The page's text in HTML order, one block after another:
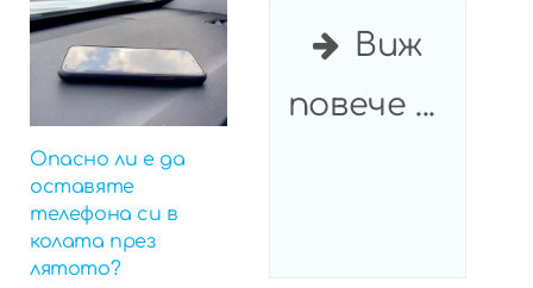
Опасно ли е да
оставяте
телефона си в
колата през
лятото?
Виж
повече ...